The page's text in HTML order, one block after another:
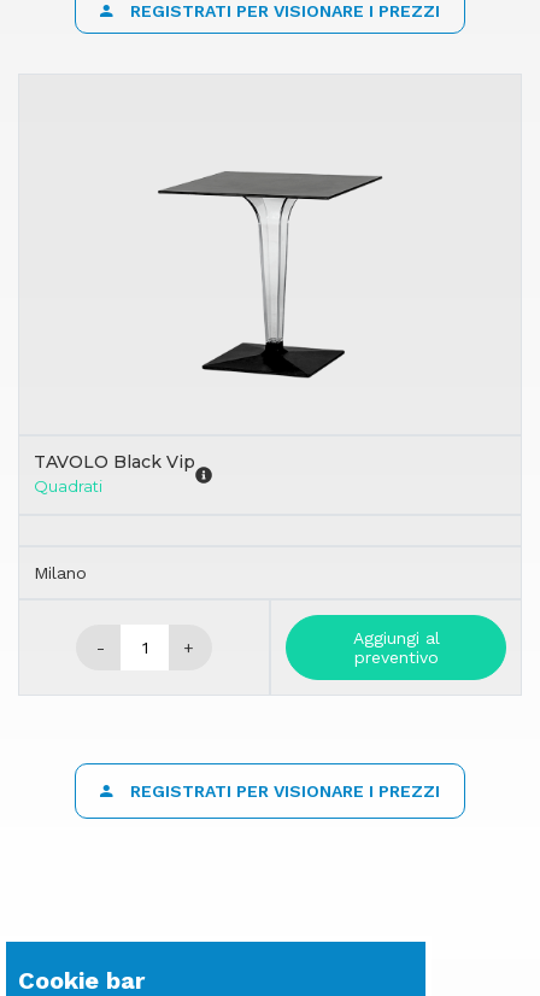
REGISTRATI PER VISIONARE I PREZZI
TAVOLO Black Vip
Quadrati
Milano
- +
Aggiungi al
preventivo
REGISTRATI PER VISIONARE I PREZZI
Cookie bar